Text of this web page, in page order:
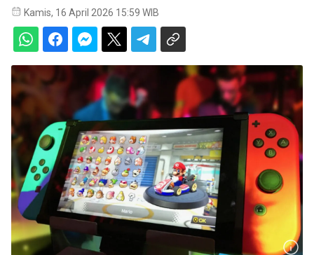
Kamis, 16 April 2026 15:59 WIB